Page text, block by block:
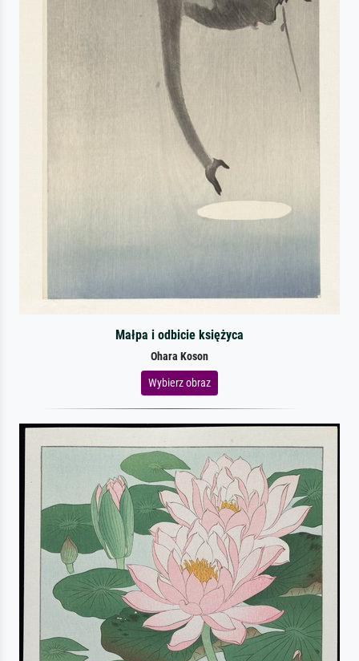
Małpa i odbicie księżyca
Ohara Koson
Wybierz obraz